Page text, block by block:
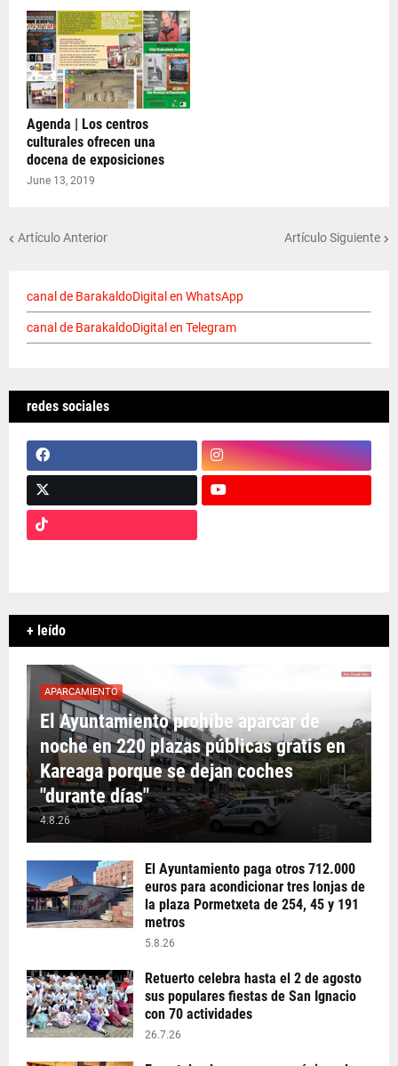
Agenda | Los centros
culturales ofrecen una
docena de exposiciones
June 13, 2019
Artículo Anterior Artículo Siguiente
canal de BarakaldoDigital en WhatsApp
canal de BarakaldoDigital en Telegram
redes sociales
+ leído
APARCAMIENTO
El Ayuntamiento prohíbe aparcar de
noche en 220 plazas públicas gratis en
Kareaga porque se dejan coches
"durante días"
4.8.26
El Ayuntamiento paga otros 712.000
euros para acondicionar tres lonjas de
la plaza Pormetxeta de 254, 45 y 191
metros
5.8.26
Retuerto celebra hasta el 2 de agosto
sus populares fiestas de San Ignacio
con 70 actividades
26.7.26